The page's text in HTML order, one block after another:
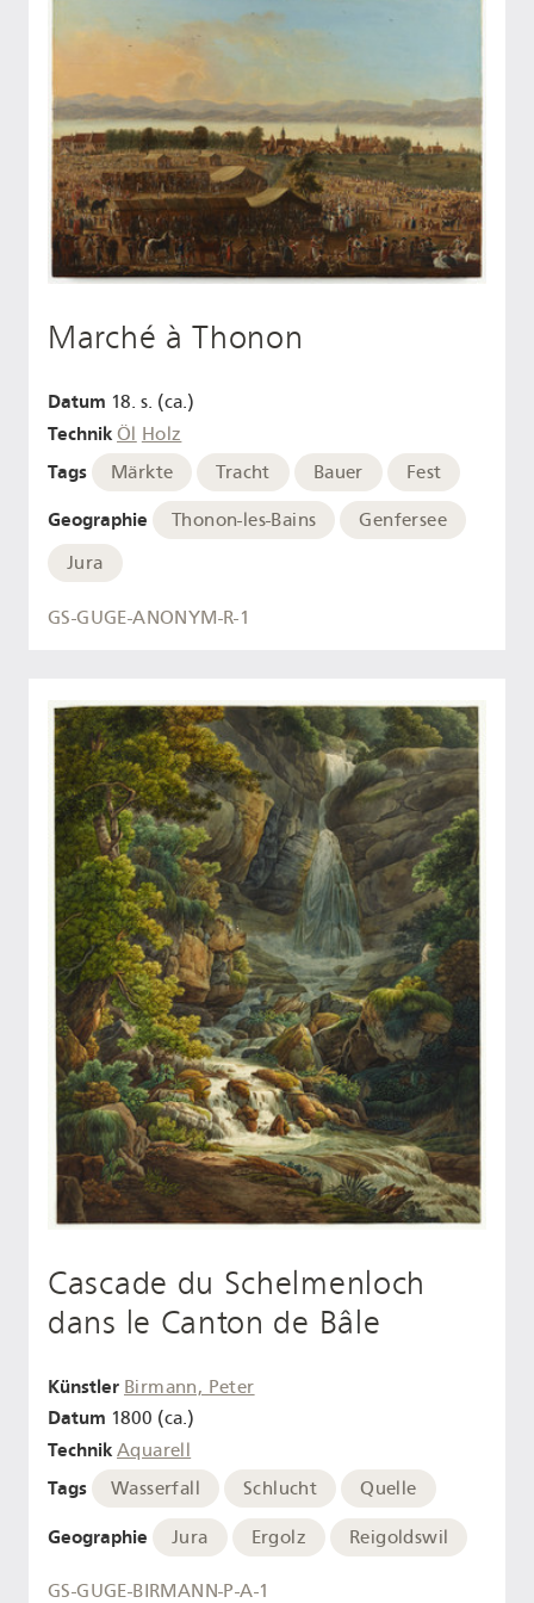
Marché à Thonon
Datum 18. s. (ca.)
Technik Öl Holz
Tags Märkte Tracht Bauer Fest
Geographie Thonon-les-Bains
Genfersee
Jura
GS-GUGE-ANONYM-R-1
Cascade du Schelmenloch
dans le Canton de Bâle
Künstler Birmann, Peter
Datum 1800 (ca.)
Technik Aquarell
Tags Wasserfall Schlucht Quelle
Geographie Jura Ergolz Reigoldswil
GS-GUGE-BIRMANN-P-A-1